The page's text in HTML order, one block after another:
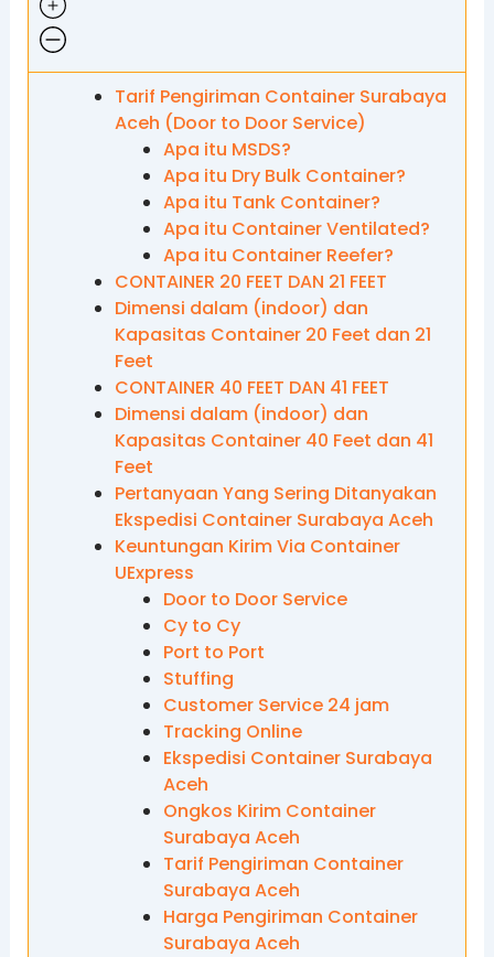
Tarif Pengiriman Container Surabaya
Aceh (Door to Door Service)
Apa itu MSDS?
Apa itu Dry Bulk Container?
Apa itu Tank Container?
Apa itu Container Ventilated?
Apa itu Container Reefer?
CONTAINER 20 FEET DAN 21 FEET
Dimensi dalam (indoor) dan
Kapasitas Container 20 Feet dan 21
Feet
CONTAINER 40 FEET DAN 41 FEET
Dimensi dalam (indoor) dan
Kapasitas Container 40 Feet dan 41
Feet
Pertanyaan Yang Sering Ditanyakan
Ekspedisi Container Surabaya Aceh
Keuntungan Kirim Via Container
UExpress
Door to Door Service
Cy to Cy
Port to Port
Stuffing
Customer Service 24 jam
Tracking Online
Ekspedisi Container Surabaya
Aceh
Ongkos Kirim Container
Surabaya Aceh
Tarif Pengiriman Container
Surabaya Aceh
Harga Pengiriman Container
Surabaya Aceh